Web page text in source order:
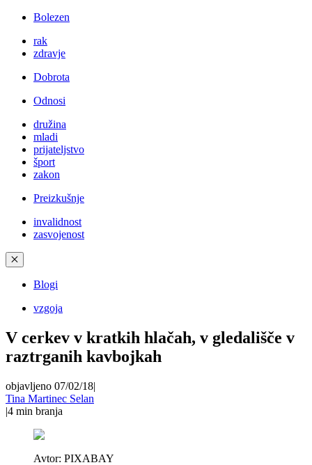
Bolezen
rak
zdravje
Dobrota
Odnosi
družina
mladi
prijateljstvo
šport
zakon
Preizkušnje
invalidnost
zasvojenost
✕
Blogi
vzgoja
V cerkev v kratkih hlačah, v gledališče v
raztrganih kavbojkah
objavljeno 07/02/18|
Tina Martinec Selan
|4 min branja
Avtor: PIXABAY